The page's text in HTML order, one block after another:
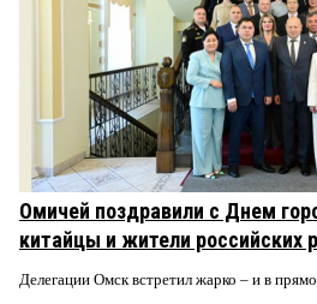
Омичей поздравили с Днем
китайцы и жители российских
Делегации Омск встретил жарко – и в